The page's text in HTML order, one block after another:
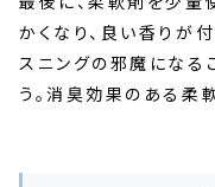
かくなり、良い香りが
スニングの邪魔になる
う。消臭効果のある柔